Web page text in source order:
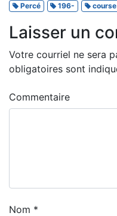
Percé 196- course
Laisser un
Votre courriel ne sera
obligatoires sont
Commentaire
Nom *